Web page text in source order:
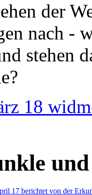
der
nach -
stehen
18
17 berichtet von der